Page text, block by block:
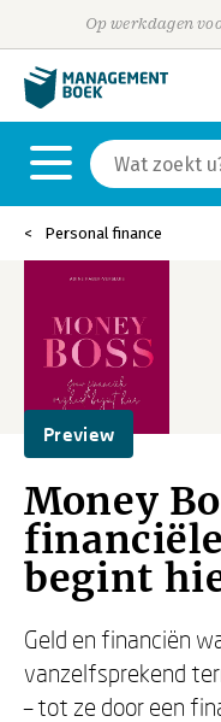
Op werkdagen
Personal finance
Preview
Money
begint
Geld en financiën
vanzelfsprekend
– tot ze door een